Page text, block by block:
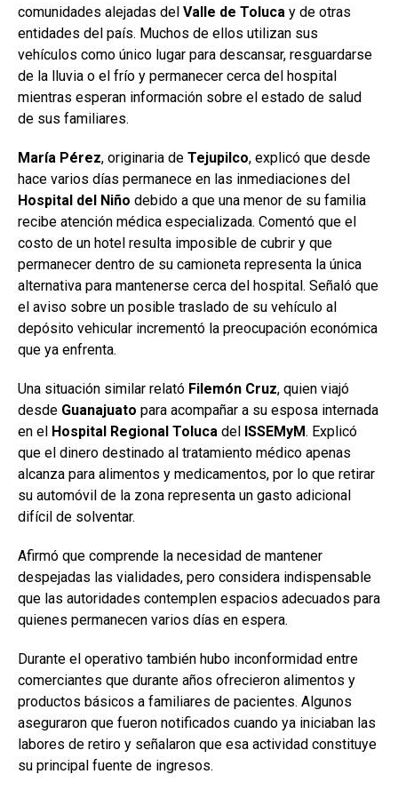
comunidades alejadas del Valle de Toluca y de otras
entidades del país. Muchos de ellos utilizan sus
vehículos como único lugar para descansar, resguardarse
de la lluvia o el frío y permanecer cerca del hospital
mientras esperan información sobre el estado de salud
de sus familiares.
María Pérez, originaria de Tejupilco, explicó que desde
hace varios días permanece en las inmediaciones del
Hospital del Niño debido a que una menor de su familia
recibe atención médica especializada. Comentó que el
costo de un hotel resulta imposible de cubrir y que
permanecer dentro de su camioneta representa la única
alternativa para mantenerse cerca del hospital. Señaló que
el aviso sobre un posible traslado de su vehículo al
depósito vehicular incrementó la preocupación económica
que ya enfrenta.
Una situación similar relató Filemón Cruz, quien viajó
desde Guanajuato para acompañar a su esposa internada
en el Hospital Regional Toluca del ISSEMyM. Explicó
que el dinero destinado al tratamiento médico apenas
alcanza para alimentos y medicamentos, por lo que retirar
su automóvil de la zona representa un gasto adicional
difícil de solventar.
Afirmó que comprende la necesidad de mantener
despejadas las vialidades, pero considera indispensable
que las autoridades contemplen espacios adecuados para
quienes permanecen varios días en espera.
Durante el operativo también hubo inconformidad entre
comerciantes que durante años ofrecieron alimentos y
productos básicos a familiares de pacientes. Algunos
aseguraron que fueron notificados cuando ya iniciaban las
labores de retiro y señalaron que esa actividad constituye
su principal fuente de ingresos.